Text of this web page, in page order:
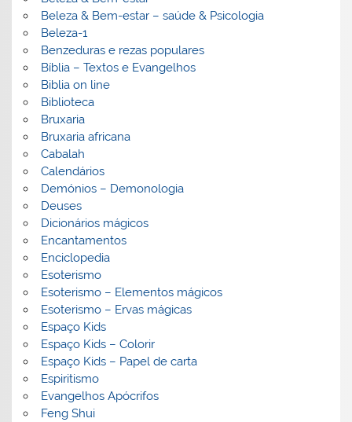
Beleza & Bem-estar – saúde & Psicologia
Beleza-1
Benzeduras e rezas populares
Bíblia – Textos e Evangelhos
Biblia on line
Biblioteca
Bruxaria
Bruxaria africana
Cabalah
Calendários
Demónios – Demonologia
Deuses
Dicionários mágicos
Encantamentos
Enciclopedia
Esoterismo
Esoterismo – Elementos mágicos
Esoterismo – Ervas mágicas
Espaço Kids
Espaço Kids – Colorir
Espaço Kids – Papel de carta
Espiritismo
Evangelhos Apócrifos
Feng Shui